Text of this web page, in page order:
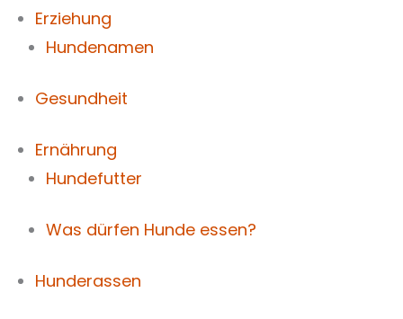
Erziehung
Hundenamen
Gesundheit
Ernährung
Hundefutter
Was dürfen Hunde essen?
Hunderassen